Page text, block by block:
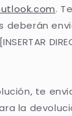
.
deberán
te
la